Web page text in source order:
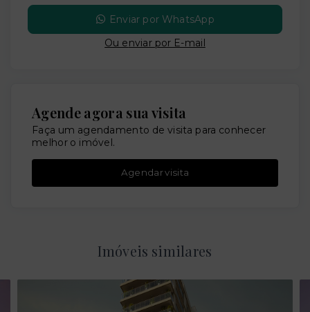
Enviar por WhatsApp
Ou enviar por E-mail
Agende agora sua visita
Faça um agendamento de visita para conhecer
melhor o imóvel.
Agendar visita
Imóveis similares